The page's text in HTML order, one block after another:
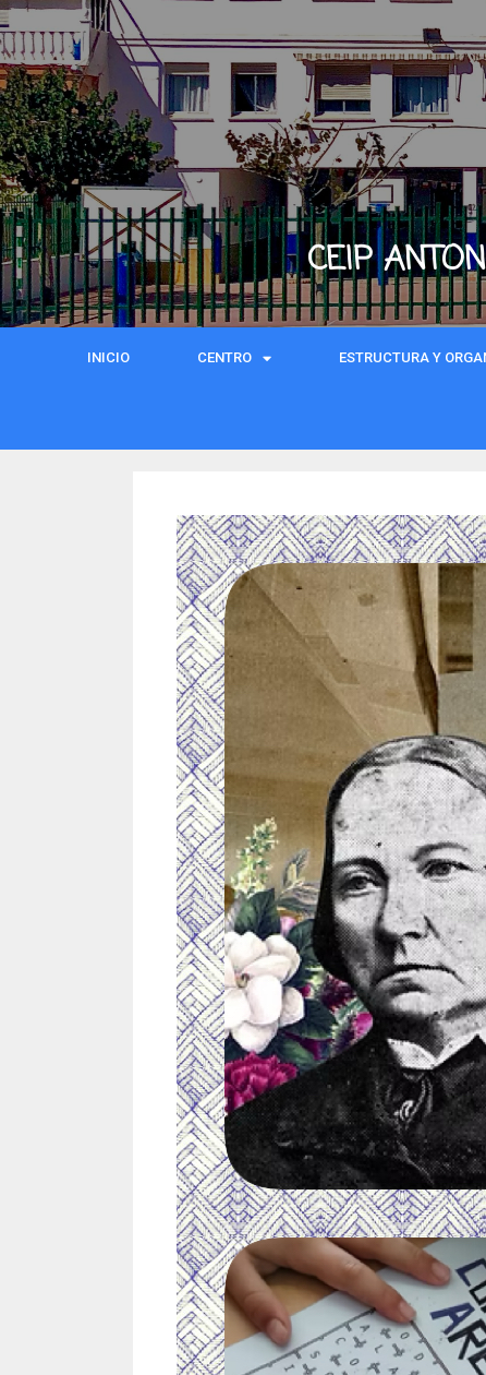
CEIP
INICIO CENTRO ESTRUCTURA Y